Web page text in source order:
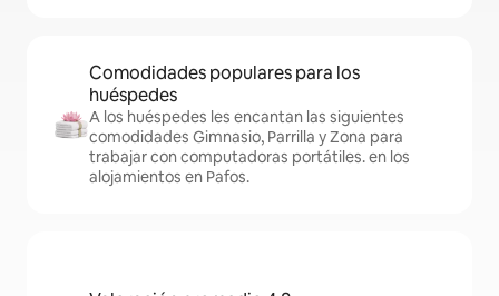
Comodidades populares para los
huéspedes
A los huéspedes les encantan las siguientes
comodidades Gimnasio, Parrilla y Zona para
trabajar con computadoras portátiles. en los
alojamientos en Pafos.